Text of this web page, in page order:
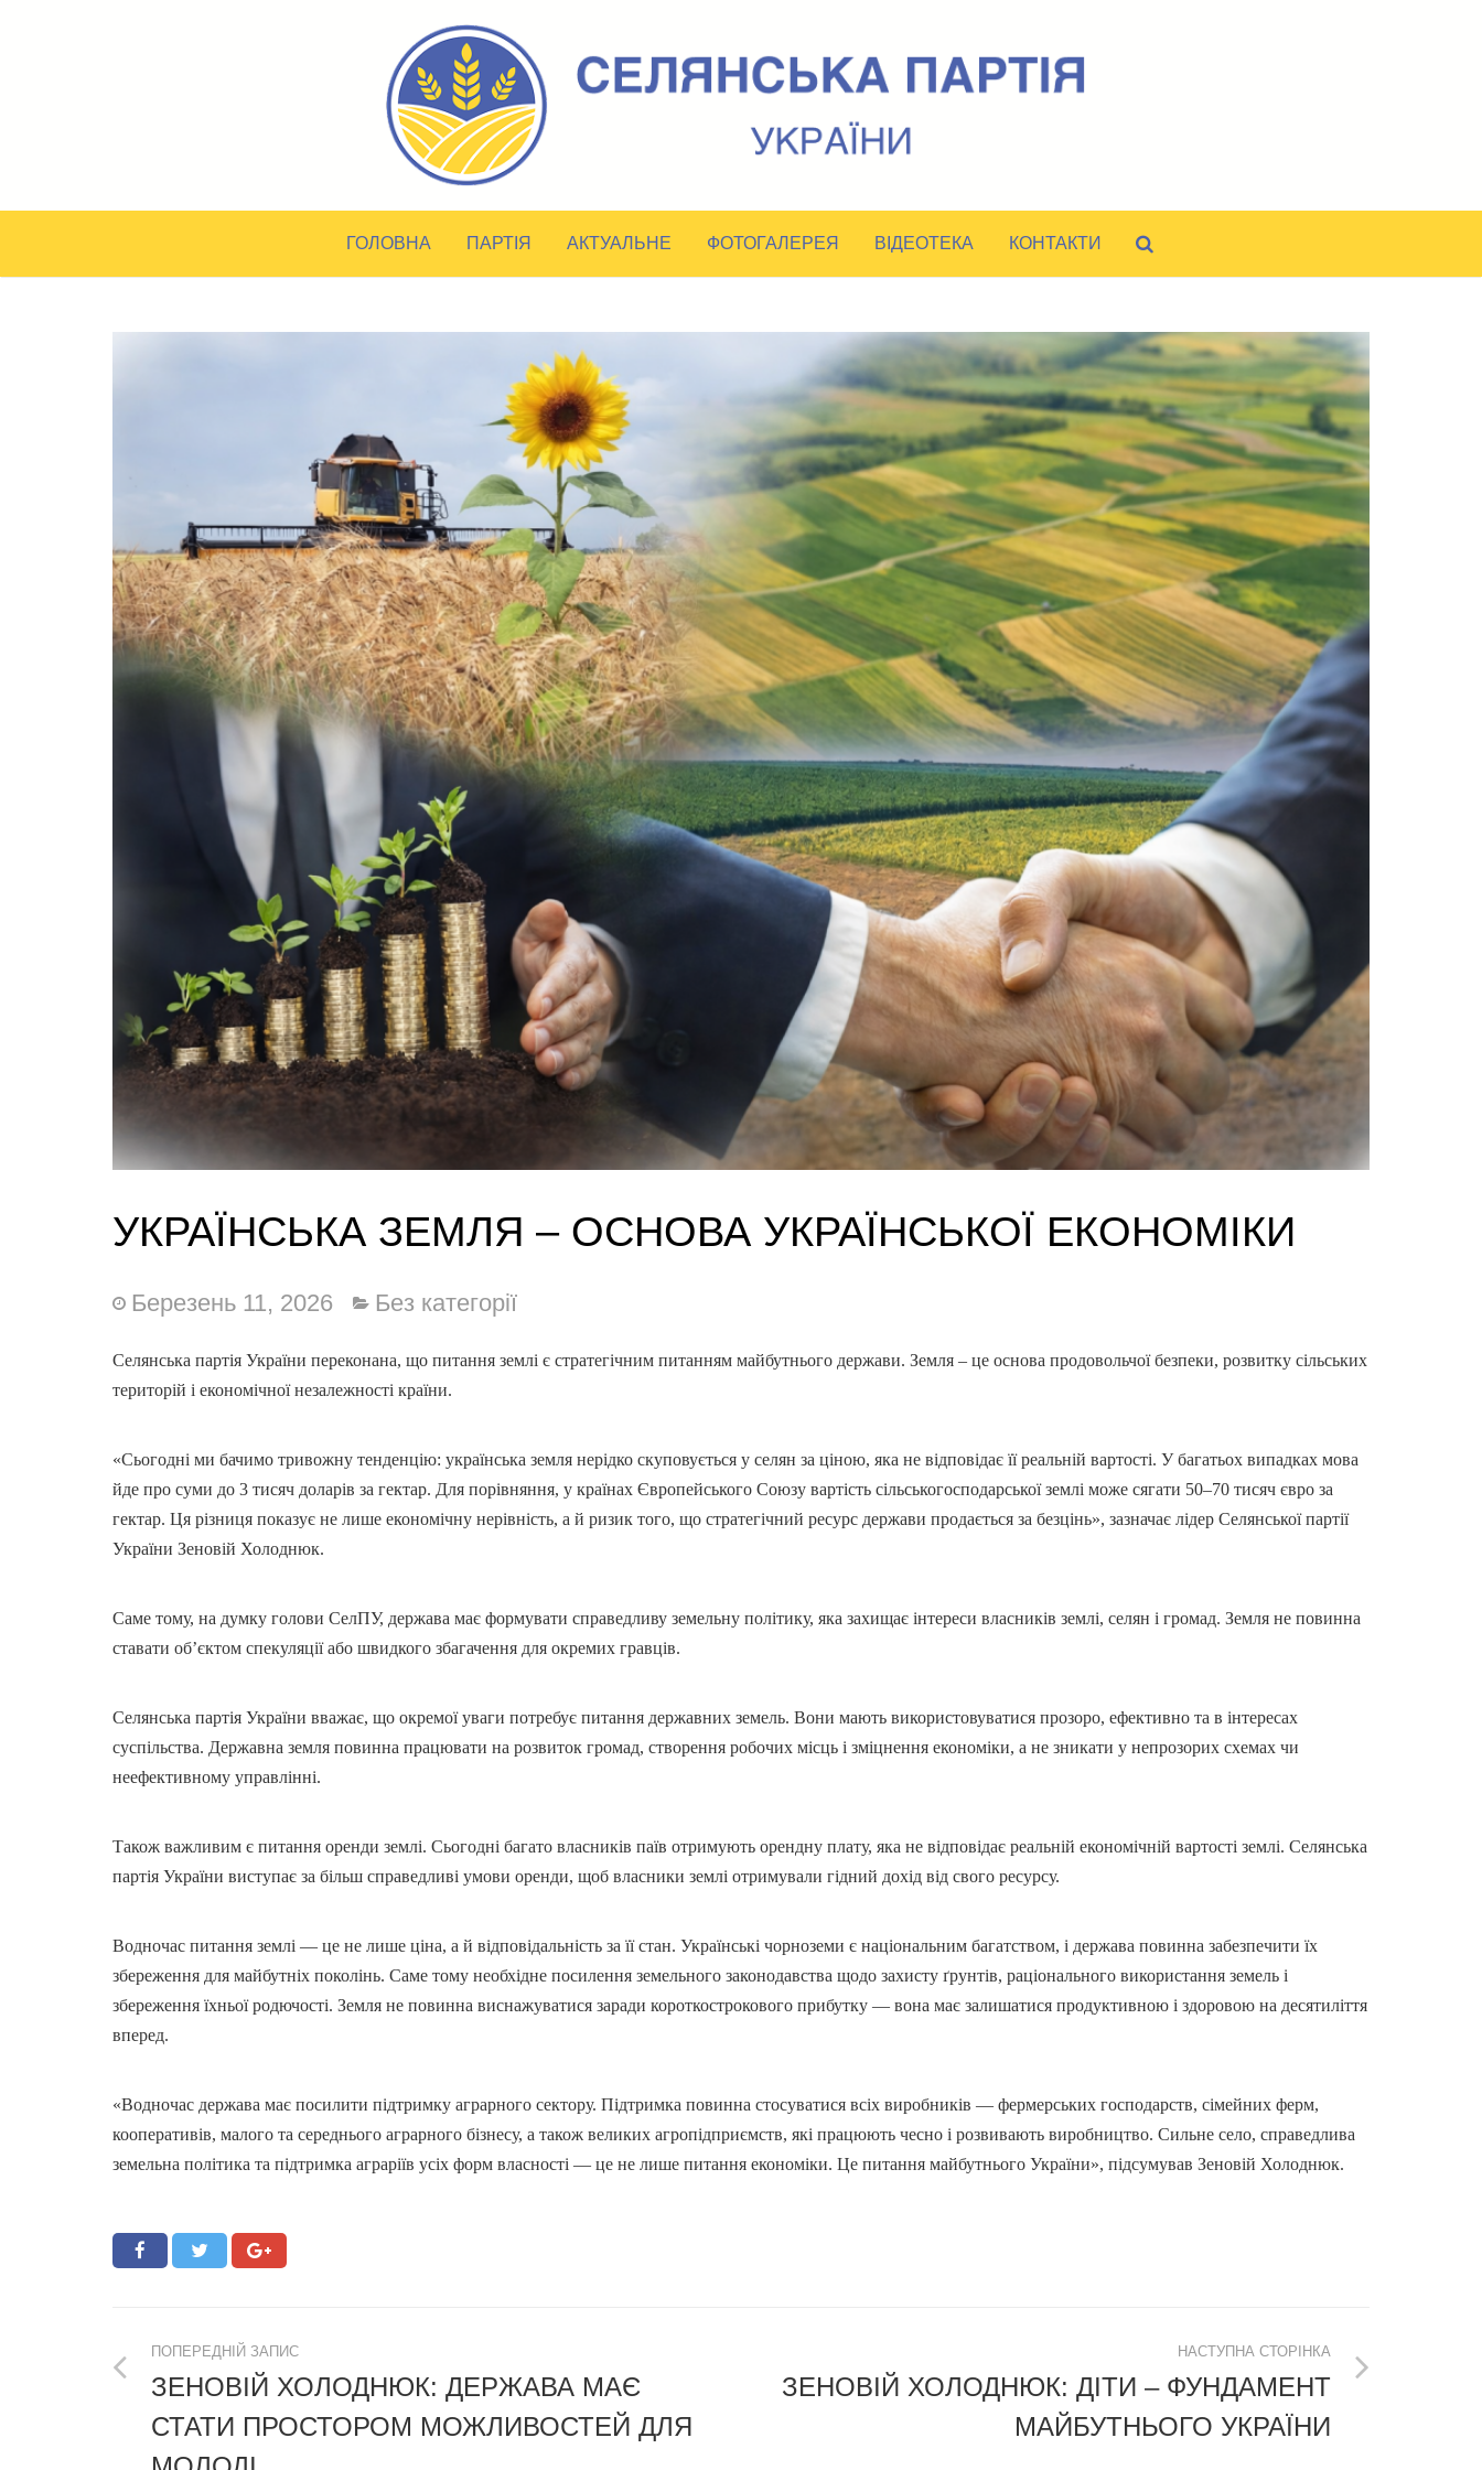
ГОЛОВНА ПАРТІЯ АКТУАЛЬНЕ ФОТОГАЛЕРЕЯ ВІДЕОТЕКА КОНТАКТИ
УКРАЇНСЬКА ЗЕМЛЯ – ОСНОВА УКРАЇНСЬКОЇ ЕКОНОМІКИ
Березень 11, 2026 Без категорії
Селянська партія України переконана, що питання землі є стратегічним питанням майбутнього держави. Земля – це основа продовольчої безпеки, розвитку сільських
територій і економічної незалежності країни.
«Сьогодні ми бачимо тривожну тенденцію: українська земля нерідко скуповується у селян за ціною, яка не відповідає її реальній вартості. У багатьох випадках мова
йде про суми до 3 тисяч доларів за гектар. Для порівняння, у країнах Європейського Союзу вартість сільськогосподарської землі може сягати 50–70 тисяч євро за
гектар. Ця різниця показує не лише економічну нерівність, а й ризик того, що стратегічний ресурс держави продається за безцінь», зазначає лідер Селянської партії
України Зеновій Холоднюк.
Саме тому, на думку голови СелПУ, держава має формувати справедливу земельну політику, яка захищає інтереси власників землі, селян і громад. Земля не повинна
ставати об’єктом спекуляції або швидкого збагачення для окремих гравців.
Селянська партія України вважає, що окремої уваги потребує питання державних земель. Вони мають використовуватися прозоро, ефективно та в інтересах
суспільства. Державна земля повинна працювати на розвиток громад, створення робочих місць і зміцнення економіки, а не зникати у непрозорих схемах чи
неефективному управлінні.
Також важливим є питання оренди землі. Сьогодні багато власників паїв отримують орендну плату, яка не відповідає реальній економічній вартості землі. Селянська
партія України виступає за більш справедливі умови оренди, щоб власники землі отримували гідний дохід від свого ресурсу.
Водночас питання землі — це не лише ціна, а й відповідальність за її стан. Українські чорноземи є національним багатством, і держава повинна забезпечити їх
збереження для майбутніх поколінь. Саме тому необхідне посилення земельного законодавства щодо захисту ґрунтів, раціонального використання земель і
збереження їхньої родючості. Земля не повинна виснажуватися заради короткострокового прибутку — вона має залишатися продуктивною і здоровою на десятиліття
вперед.
«Водночас держава має посилити підтримку аграрного сектору. Підтримка повинна стосуватися всіх виробників — фермерських господарств, сімейних ферм,
кооперативів, малого та середнього аграрного бізнесу, а також великих агропідприємств, які працюють чесно і розвивають виробництво. Сильне село, справедлива
земельна політика та підтримка аграріїв усіх форм власності — це не лише питання економіки. Це питання майбутнього України», підсумував Зеновій Холоднюк.
ПОПЕРЕДНІЙ ЗАПИС
ЗЕНОВІЙ ХОЛОДНЮК: ДЕРЖАВА МАЄ
СТАТИ ПРОСТОРОМ МОЖЛИВОСТЕЙ ДЛЯ
НАСТУПНА СТОРІНКА
ЗЕНОВІЙ ХОЛОДНЮК: ДІТИ – ФУНДАМЕНТ
МАЙБУТНЬОГО УКРАЇНИ